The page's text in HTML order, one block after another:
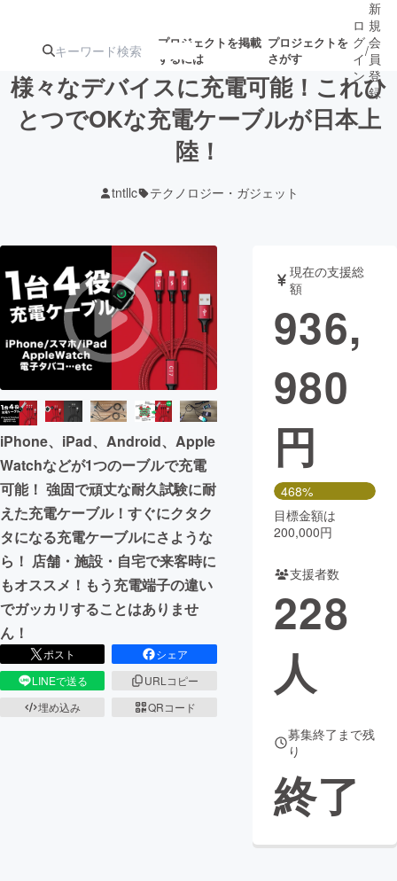
プロジェクトを掲載
するには
プロジェクトを
さがす
注目の新着プロ
テクノロジー・ガジェット
映像・映画 書籍・雑誌
ビジネス・起業 チャレンジ
CAMPFIRE for Social Good CAMPFIRE Creation
CAMPFIREふるさと納税machi-ya コミュニティ
ロ
グ
イ
ン
/
新
規
会
員
登
録
様々なデバイスに充電可能！これひ
とつでOKな充電ケーブルが日本上
陸！
tntllc テクノロジー・ガジェット
iPhone、iPad、Android、Apple
Watchなどが1つのーブルで充電
可能！ 強固で頑丈な耐久試験に耐
えた充電ケーブル！すぐにクタク
タになる充電ケーブルにさような
ら！ 店舗・施設・自宅で来客時に
もオススメ！もう充電端子の違い
でガッカリすることはありませ
ん！
ポスト
シェア
LINEで送る
URLコピー
埋め込み
QRコード
現在の支援総
額
936,
980
円
468%
目標金額は
200,000円
支援者数
228
人
募集終了まで残
り
終了